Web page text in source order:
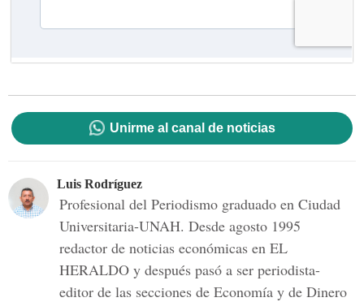
Unirme al canal de noticias
Luis Rodríguez
Profesional del Periodismo graduado en Ciudad
Universitaria-UNAH. Desde agosto 1995
redactor de noticias económicas en EL
HERALDO y después pasó a ser periodista-
editor de las secciones de Economía y de Dinero